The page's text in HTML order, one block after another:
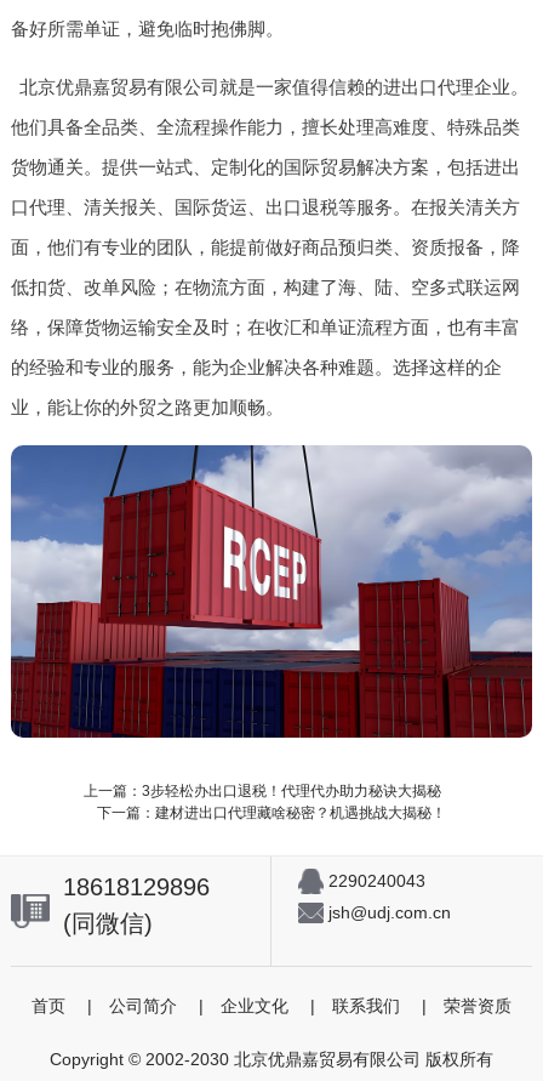
备好所需单证，避免临时抱佛脚。
北京优鼎嘉贸易有限公司就是一家值得信赖的进出口代理企业。
他们具备全品类、全流程操作能力，擅长处理高难度、特殊品类
货物通关。提供一站式、定制化的国际贸易解决方案，包括进出
口代理、清关报关、国际货运、出口退税等服务。在报关清关方
面，他们有专业的团队，能提前做好商品预归类、资质报备，降
低扣货、改单风险；在物流方面，构建了海、陆、空多式联运网
络，保障货物运输安全及时；在收汇和单证流程方面，也有丰富
的经验和专业的服务，能为企业解决各种难题。选择这样的企
业，能让你的外贸之路更加顺畅。
上一篇：3步轻松办出口退税！代理代办助力秘诀大揭秘
下一篇：建材进出口代理藏啥秘密？机遇挑战大揭秘！
18618129896
(同微信)
2290240043
jsh@udj.com.cn
首页 | 公司简介 | 企业文化 | 联系我们 | 荣誉资质
Copyright © 2002-2030 北京优鼎嘉贸易有限公司 版权所有